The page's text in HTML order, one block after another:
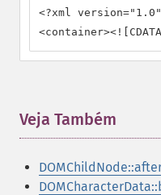
<?xml
Veja Também